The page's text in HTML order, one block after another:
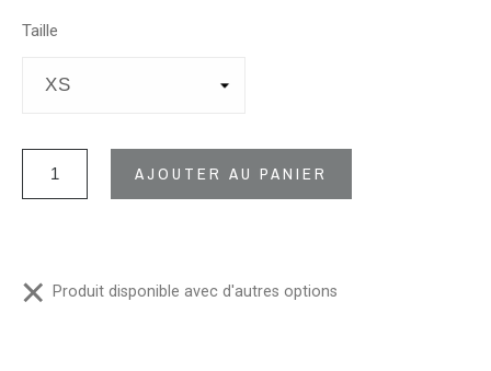
Taille
AJOUTER AU PANIER
Produit disponible avec d'autres options